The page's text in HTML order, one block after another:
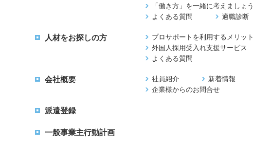
「働き方」を一緒に考えましょう
よくある質問
適職診断
人材をお探しの方 プロサポートを利用するメリット
外国人採用受入れ支援サービス
よくある質問
会社概要 社員紹介 新着情報
企業様からのお問合せ
派遣登録
一般事業主行動計画